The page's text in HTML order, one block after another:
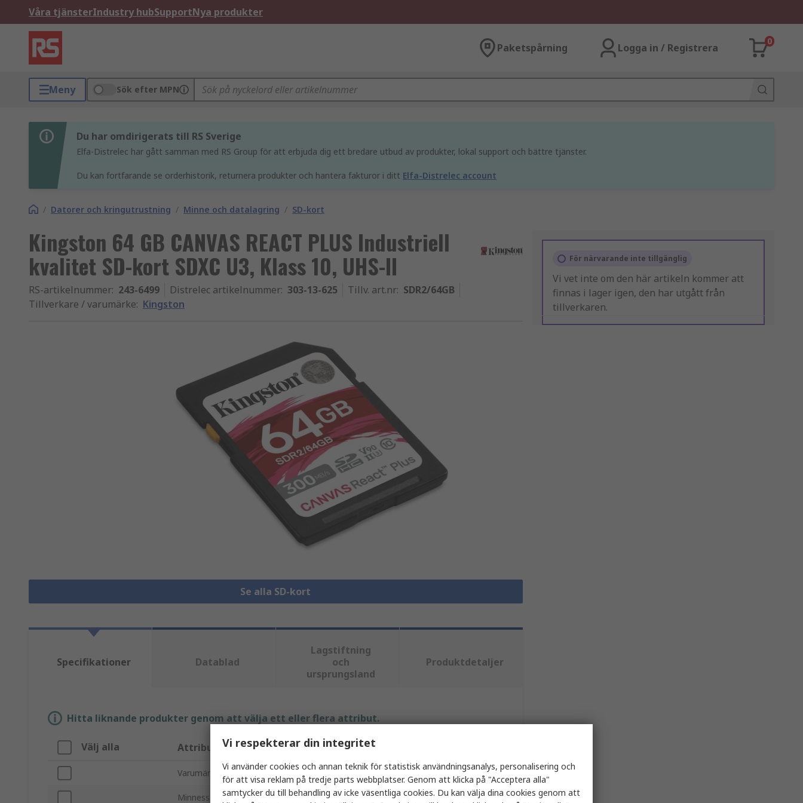
Våra tjänsterIndustry hubSupportNya produkter
Paketspårning Logga in / Registrera
0
Meny Sök efter MPN
Du har omdirigerats till RS Sverige
Elfa-Distrelec har gått samman med RS Group för att erbjuda dig ett bredare utbud av produkter, lokal support och bättre tjänster.
Du kan fortfarande se orderhistorik, returnera produkter och hantera fakturor i ditt Elfa-Distrelec account
/ Datorer och kringutrustning / Minne och datalagring / SD-kort
Kingston 64 GB CANVAS REACT PLUS Industriell
kvalitet SD-kort SDXC U3, Klass 10, UHS-II
RS-artikelnummer: 243-6499 Distrelec artikelnummer: 303-13-625 Tillv. art.nr: SDR2/64GB
Tillverkare / varumärke: Kingston
Se alla SD-kort
För närvarande inte tillgänglig
Vi vet inte om den här artikeln kommer att
finnas i lager igen, den har utgått från
tillverkaren.
Specifikationer Datablad
Lagstiftning
och
ursprungsland
Produktdetaljer
Hitta liknande produkter genom att välja ett eller flera attribut.
Välj alla Attribut Värde
Varumärke Kingston
Minnesstorlek 64GB
Vi respekterar din integritet
Vi använder cookies och annan teknik för statistisk användningsanalys, personalisering och
för att visa reklam på tredje parts webbplatser. Genom att klicka på "Acceptera alla"
samtycker du till behandling av icke väsentliga cookies. Du kan välja dina cookies genom att